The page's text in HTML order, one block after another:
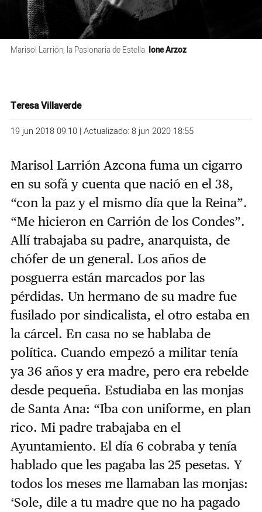
Marisol Larrión, la Pasionaria de Estella. Ione Arzoz
Teresa Villaverde
19 jun 2018 09:10 | Actualizado: 8 jun 2020 18:55
Marisol Larrión Azcona fuma un cigarro
en su sofá y cuenta que nació en el 38,
“con la paz y el mismo día que la Reina”.
“Me hicieron en Carrión de los Condes”.
Allí trabajaba su padre, anarquista, de
chófer de un general. Los años de
posguerra están marcados por las
pérdidas. Un hermano de su madre fue
fusilado por sindicalista, el otro estaba en
la cárcel. En casa no se hablaba de
política. Cuando empezó a militar tenía
ya 36 años y era madre, pero era rebelde
desde pequeña. Estudiaba en las monjas
de Santa Ana: “Iba con uniforme, en plan
rico. Mi padre trabajaba en el
Ayuntamiento. El día 6 cobraba y tenía
hablado que les pagaba las 25 pesetas. Y
todos los meses me llamaban las monjas:
‘Sole, dile a tu madre que no ha pagado